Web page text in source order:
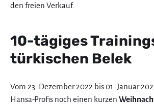
den freien Verkauf.
10-tägiges
türkischen Belek
Vom 23. Dezember 2022 bis 01. Januar
Hansa-Profis noch einen kurzen